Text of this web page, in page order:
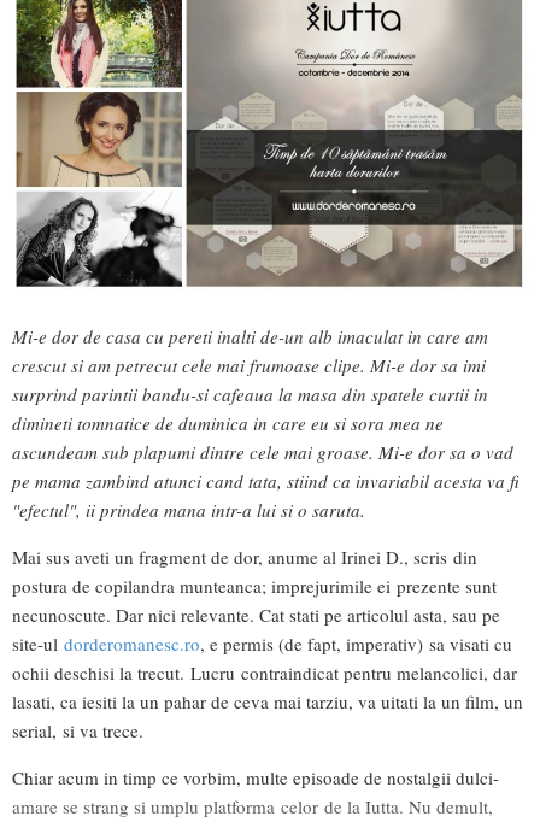
Mi-e dor de casa cu pereti inalti de-un alb imaculat in care am
crescut si am petrecut cele mai frumoase clipe. Mi-e dor sa imi
surprind parintii bandu-si cafeaua la masa din spatele curtii in
dimineti tomnatice de duminica in care eu si sora mea ne
ascundeam sub plapumi dintre cele mai groase. Mi-e dor sa o vad
pe mama zambind atunci cand tata, stiind ca invariabil acesta va fi
"efectul", ii prindea mana intr-a lui si o saruta.
Mai sus aveti un fragment de dor, anume al Irinei D., scris din
postura de copilandra munteanca; imprejurimile ei prezente sunt
necunoscute. Dar nici relevante. Cat stati pe articolul asta, sau pe
site-ul dorderomanesc.ro, e permis (de fapt, imperativ) sa visati cu
ochii deschisi la trecut. Lucru contraindicat pentru melancolici, dar
lasati, ca iesiti la un pahar de ceva mai tarziu, va uitati la un film, un
serial, si va trece.
Chiar acum in timp ce vorbim, multe episoade de nostalgii dulci-
amare se strang si umplu platforma celor de la Iutta. Nu demult,